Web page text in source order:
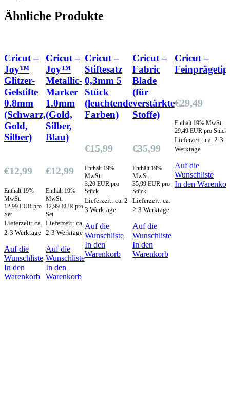
Ähnliche Produkte
Cricut –
Joy™
Glitzer-
Gelstifte
0.8mm
(Schwarz,
Gold,
Silber)
€12,99
Enthält 19%
MwSt.
12,99 EUR pro
Set
Lieferzeit: ca.
2-3 Werktage
Auf die
Wunschliste
In den
Warenkorb
Cricut –
Joy™
Metallic-
Marker
1.0mm
(Gold,
Silber,
Blau)
€12,99
Enthält 19%
MwSt.
12,99 EUR pro
Set
Lieferzeit: ca.
2-3 Werktage
Auf die
Wunschliste
In den
Warenkorb
Cricut –
Stiftesatz
0,3mm 5
Stück
(leuchtende
Farben)
€15,99
Enthält 19%
MwSt.
3,20 EUR pro
Stück
Lieferzeit: ca. 2-
3 Werktage
Auf die
Wunschliste
In den
Warenkorb
Cricut –
Fabric
Blade
(für
verstärkte
Stoffe)
€35,99
Enthält 19%
MwSt.
35,99 EUR pro
Stück
Lieferzeit: ca.
2-3 Werktage
Auf die
Wunschliste
In den
Warenkorb
Cricut –
€29,49
Enthält 19% MwSt.
29,49 EUR pro Stück
Lieferzeit: ca. 2-3
Werktage
Auf die
Wunschliste
In den